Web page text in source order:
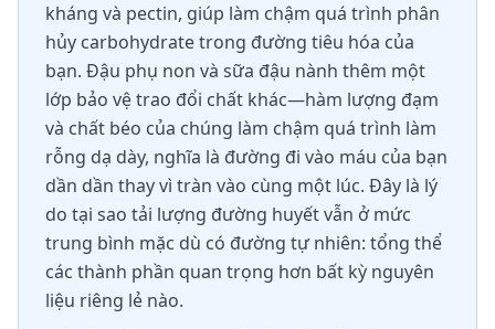
kháng và pectin, giúp làm chậm quá trình phân
hủy carbohydrate trong đường tiêu hóa của
bạn. Đậu phụ non và sữa đậu nành thêm một
lớp bảo vệ trao đổi chất khác—hàm lượng đạm
và chất béo của chúng làm chậm quá trình làm
rỗng dạ dày, nghĩa là đường đi vào máu của bạn
dần dần thay vì tràn vào cùng một lúc. Đây là lý
do tại sao tải lượng đường huyết vẫn ở mức
trung bình mặc dù có đường tự nhiên: tổng thể
các thành phần quan trọng hơn bất kỳ nguyên
liệu riêng lẻ nào.